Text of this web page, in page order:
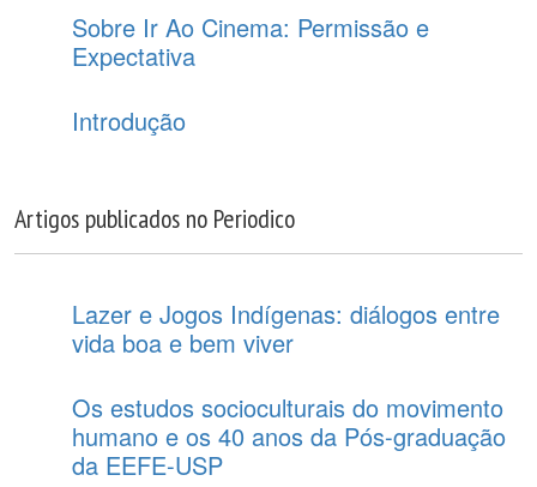
Sobre Ir Ao Cinema: Permissão e
Expectativa
Introdução
Artigos publicados no Periodico
Lazer e Jogos Indígenas: diálogos entre
vida boa e bem viver
Os estudos socioculturais do movimento
humano e os 40 anos da Pós-graduação
da EEFE-USP